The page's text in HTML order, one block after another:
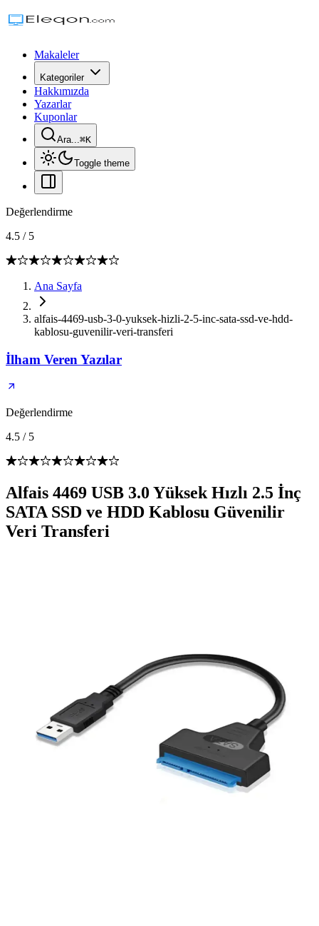
Makaleler
Kategoriler
Hakkımızda
Yazarlar
Kuponlar
Ara...⌘K
Toggle theme
Değerlendirme
4.5 / 5
Ana Sayfa
alfais-4469-usb-3-0-yuksek-hizli-2-5-inc-sata-ssd-ve-hdd-
kablosu-guvenilir-veri-transferi
İlham Veren Yazılar
Değerlendirme
4.5 / 5
Alfais 4469 USB 3.0 Yüksek Hızlı 2.5 İnç
SATA SSD ve HDD Kablosu Güvenilir
Veri Transferi